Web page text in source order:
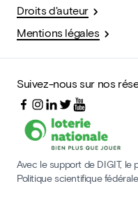
Droits d'auteur
Mentions légales
Suivez-nous sur nos
Avec le support de DIGIT, le
Politique scientifique